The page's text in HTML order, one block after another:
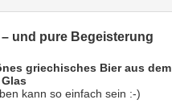
und pure Begeisterung
griechisches Bier aus dem
kann so einfach sein :-)